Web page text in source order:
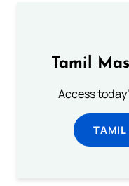
Tamil
Access
TAMIL